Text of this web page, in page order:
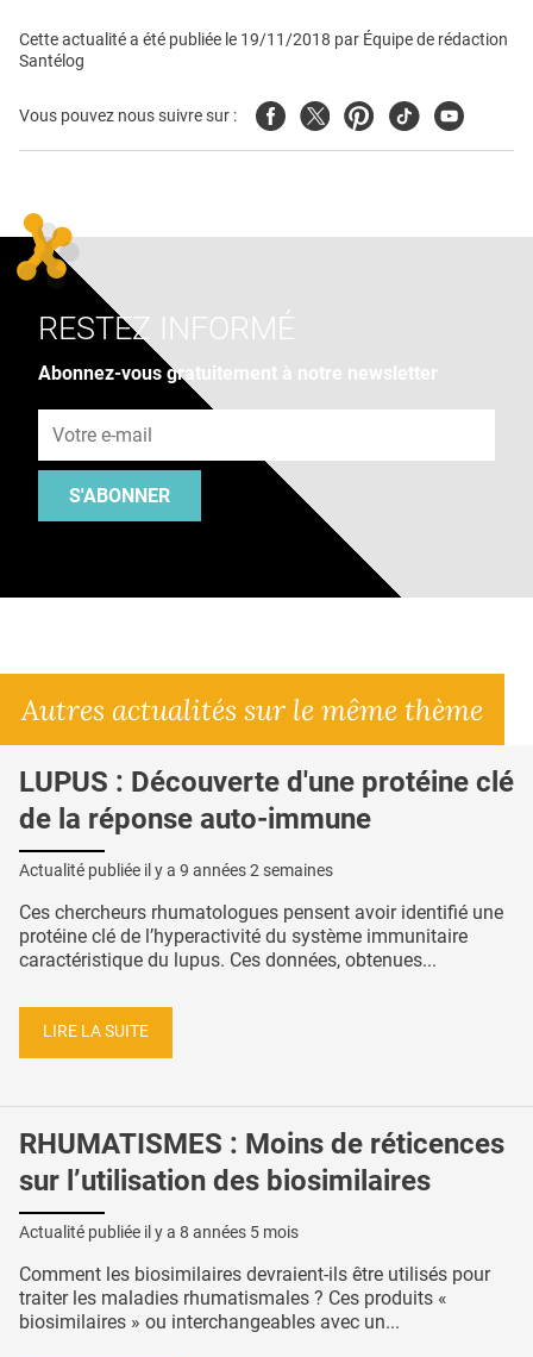
Cette actualité a été publiée le 19/11/2018 par Équipe de rédaction
Santélog
Vous pouvez nous suivre sur : FacebookTwitterPinterest
TiktokYoutube
RESTEZ INFORMÉ
Abonnez-vous gratuitement à notre newsletter
S'ABONNER
Autres actualités sur le même thème
LUPUS : Découverte d'une protéine clé
de la réponse auto-immune
Actualité publiée il y a 9 années 2 semaines
Ces chercheurs rhumatologues pensent avoir identifié une
protéine clé de l’hyperactivité du système immunitaire
caractéristique du lupus. Ces données, obtenues...
LIRE LA SUITE
RHUMATISMES : Moins de réticences
sur l’utilisation des biosimilaires
Actualité publiée il y a 8 années 5 mois
Comment les biosimilaires devraient-ils être utilisés pour
traiter les maladies rhumatismales ? Ces produits «
biosimilaires » ou interchangeables avec un...